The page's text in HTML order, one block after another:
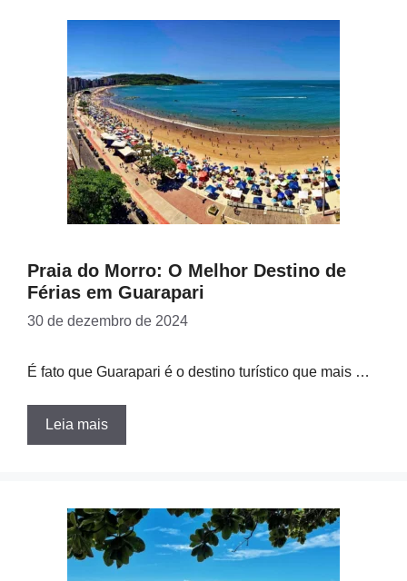
Praia do Morro: O Melhor Destino de
Férias em Guarapari
30 de dezembro de 2024
É fato que Guarapari é o destino turístico que mais …
Leia mais